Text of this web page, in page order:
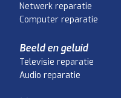
Netwerk reparatie
Computer reparatie
Beeld en geluid
Televisie reparatie
Audio reparatie